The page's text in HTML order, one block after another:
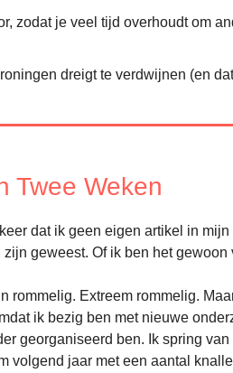
zodat je veel tijd overhoudt om
dreigt te verdwijnen (en
Twee Weken
dat ik geen eigen artikel in
geweest. Of ik ben het gewoon
rommelig. Extreem rommelig.
ik bezig ben met nieuwe
georganiseerd ben. Ik spring
volgend jaar met een aantal